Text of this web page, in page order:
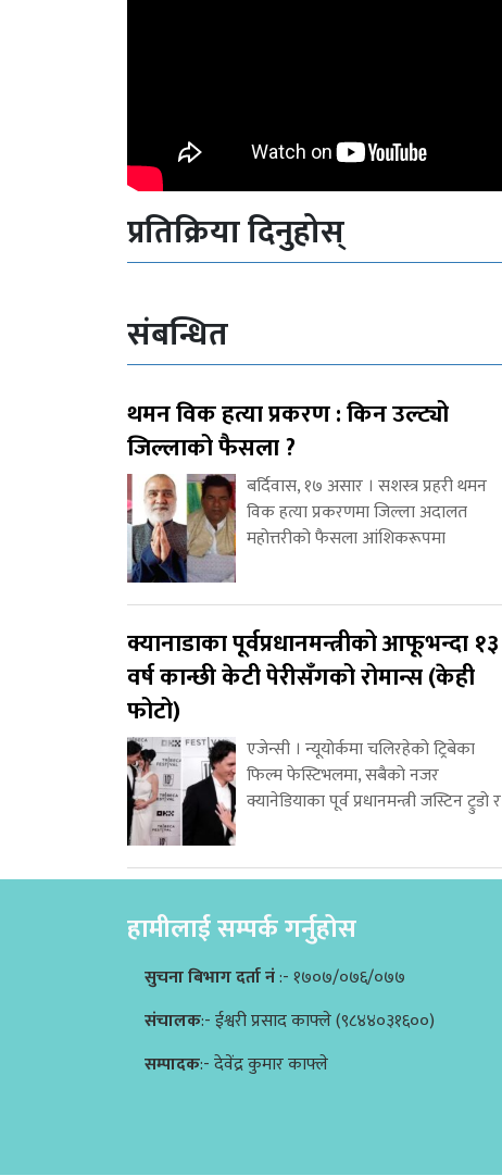
प्रतिक्रिया दिनुहोस्
संबन्धित
थमन विक हत्या प्रकरण : किन उल्ट्यो
जिल्लाको फैसला ?
बर्दिवास, १७ असार । सशस्त्र प्रहरी थमन
विक हत्या प्रकरणमा जिल्ला अदालत
महोत्तरीको फैसला आंशिकरूपमा
क्यानाडाका पूर्वप्रधानमन्त्रीको आफूभन्दा १३
वर्ष कान्छी केटी पेरीसँगको रोमान्स (केही
फोटो)
एजेन्सी । न्यूयोर्कमा चलिरहेको ट्रिबेका
फिल्म फेस्टिभलमा, सबैको नजर
क्यानेडियाका पूर्व प्रधानमन्त्री जस्टिन ट्रुडो र
हामीलाई सम्पर्क गर्नुहोस
सुचना बिभाग दर्ता नं:- १७०७/०७६/०७७
संचालक:- ईश्वरी प्रसाद काफ्ले (९८४४०३१६००)
सम्पादक:- देवेंद्र कुमार काफ्ले